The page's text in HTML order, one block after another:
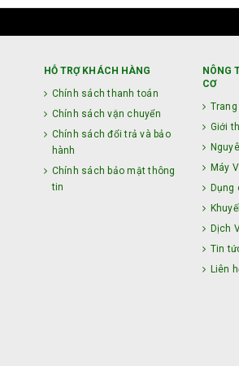
HỖ TRỢ KHÁCH HÀNG
Chính sách thanh toán
Chính sách vận chuyển
Chính sách đổi trả và bảo
hành
Chính sách bảo mật thông
tin
NÔNG
CƠ
Trang
Giới
Máy
Dụng
Dịch
Tin
Liên